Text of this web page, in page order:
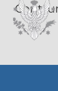
Inkubator